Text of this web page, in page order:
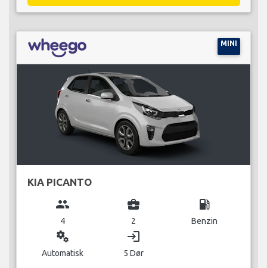
MINI
KIA PICANTO
group
4
business_center
2
local_gas_station
Benzin
miscellaneous_services
Automatisk
login
5 Dør